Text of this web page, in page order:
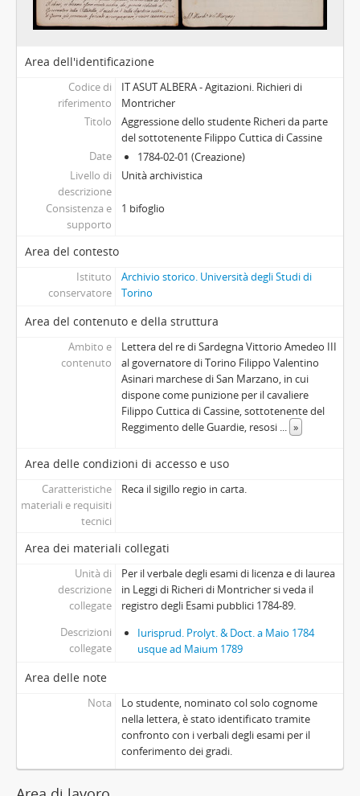
Area dell'identificazione
Codice di
riferimento
IT ASUT ALBERA - Agitazioni. Richieri di
Montricher
Titolo
Aggressione dello studente Richeri da parte
del sottotenente Filippo Cuttica di Cassine
Date
1784-02-01 (Creazione)
Livello di
descrizione
Unità archivistica
Consistenza e
supporto
1 bifoglio
Area del contesto
Istituto
conservatore
Archivio storico. Università degli Studi di
Torino
Area del contenuto e della struttura
Ambito e
contenuto
Lettera del re di Sardegna Vittorio Amedeo III
al governatore di Torino Filippo Valentino
Asinari marchese di San Marzano, in cui
dispone come punizione per il cavaliere
Filippo Cuttica di Cassine, sottotenente del
Reggimento delle Guardie, resosi ... »
Area delle condizioni di accesso e uso
Caratteristiche
materiali e requisiti
tecnici
Reca il sigillo regio in carta.
Area dei materiali collegati
Unità di
descrizione
collegate
Per il verbale degli esami di licenza e di laurea
in Leggi di Richeri di Montricher si veda il
registro degli Esami pubblici 1784-89.
Descrizioni
collegate
Iurisprud. Prolyt. & Doct. a Maio 1784
usque ad Maium 1789
Area delle note
Nota
Lo studente, nominato col solo cognome
nella lettera, è stato identificato tramite
confronto con i verbali degli esami per il
conferimento dei gradi.